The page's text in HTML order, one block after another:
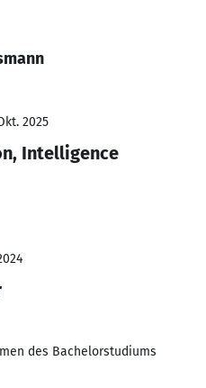
2025
Intelligence
des Bachelorstudiums